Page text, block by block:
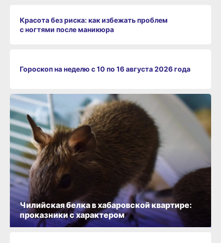
Красота без риска: как избежать проблем
с ногтями после маникюра
Гороскоп на неделю с 10 по 16 августа 2026 года
Чилийская белка в хабаровской квартире:
проказники с характером